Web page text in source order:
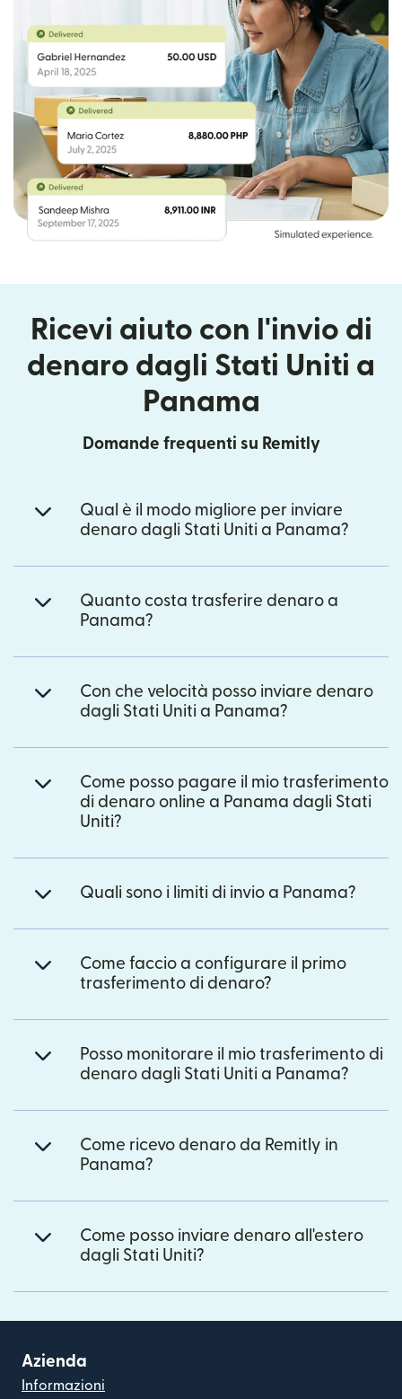
Ricevi aiuto con l'invio di
denaro dagli Stati Uniti a
Panama
Domande frequenti su Remitly
Qual è il modo migliore per inviare
denaro dagli Stati Uniti a Panama?
Quanto costa trasferire denaro a
Panama?
Con che velocità posso inviare denaro
dagli Stati Uniti a Panama?
Come posso pagare il mio trasferimento
di denaro online a Panama dagli Stati
Uniti?
Quali sono i limiti di invio a Panama?
Come faccio a configurare il primo
trasferimento di denaro?
Posso monitorare il mio trasferimento di
denaro dagli Stati Uniti a Panama?
Come ricevo denaro da Remitly in
Panama?
Come posso inviare denaro all'estero
dagli Stati Uniti?
Azienda
Informazioni